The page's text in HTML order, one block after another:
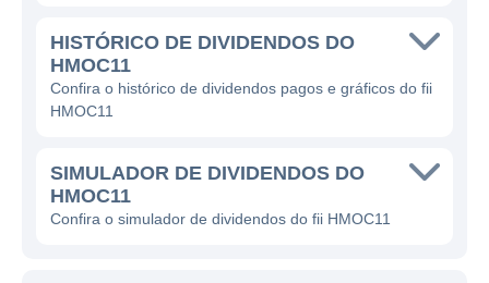
HISTÓRICO DE DIVIDENDOS DO
HMOC11
Confira o histórico de dividendos pagos e gráficos do fii
HMOC11
SIMULADOR DE DIVIDENDOS DO
HMOC11
Confira o simulador de dividendos do fii HMOC11